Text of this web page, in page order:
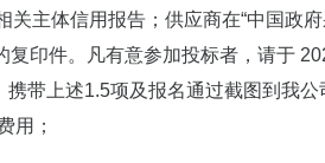
主体信用报告；供应商在“中国政
印件。凡有意参加投标者，请于
带上述1.5项及报名通过截图到我
用；